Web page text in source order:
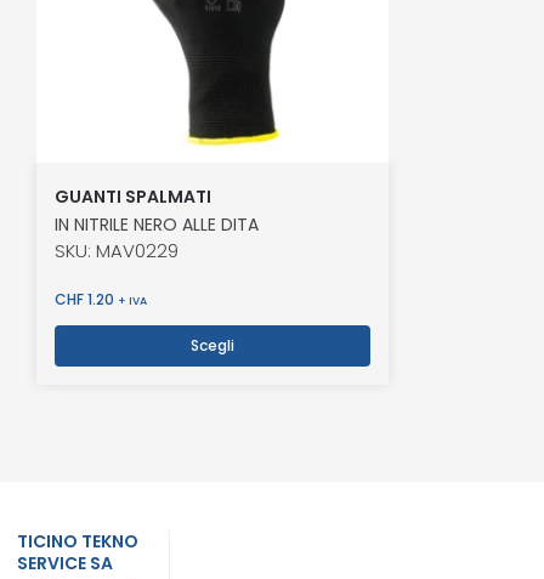
GUANTI SPALMATI
IN NITRILE NERO ALLE DITA
SKU: MAV0229
CHF1.20 + IVA
Scegli
TICINO TEKNO
SERVICE SA